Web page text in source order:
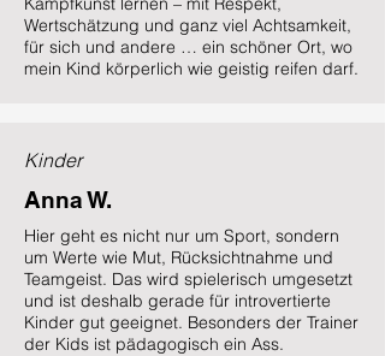
Wertschätzung und ganz viel Achtsamkeit,
für sich und andere … ein schöner Ort, wo
mein Kind körperlich wie geistig reifen darf.
Kinder
Anna W.
Hier geht es nicht nur um Sport, sondern
um Werte wie Mut, Rücksichtnahme und
Teamgeist. Das wird spielerisch umgesetzt
und ist deshalb gerade für introvertierte
Kinder gut geeignet. Besonders der Trainer
der Kids ist pädagogisch ein Ass.